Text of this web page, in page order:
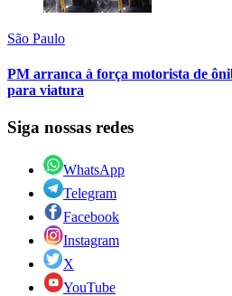
São Paulo
PM arranca à força motorista de
para viatura
Siga nossas redes
WhatsApp
Telegram
Facebook
Instagram
X
YouTube